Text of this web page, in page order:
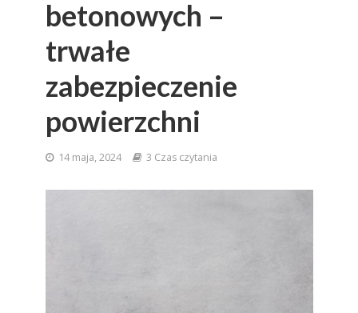
betonowych –
trwałe
zabezpieczenie
powierzchni
14 maja, 2024 3 Czas czytania